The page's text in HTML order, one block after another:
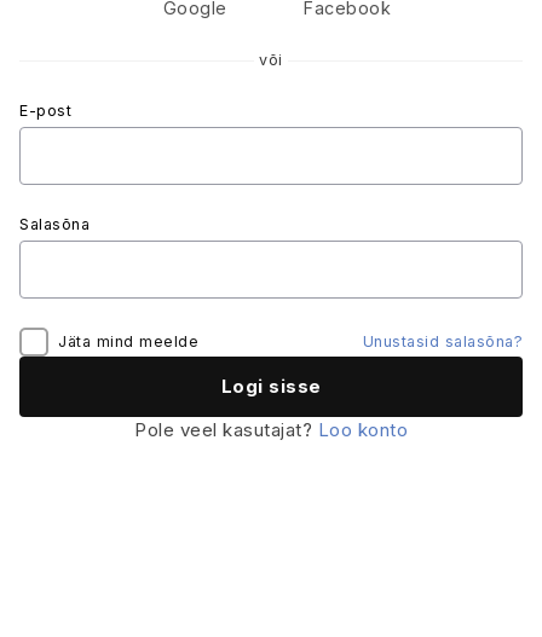
Google Facebook
või
E-post
Salasõna
Jäta mind meelde Unustasid salasõna?
Pole veel kasutajat? Loo konto